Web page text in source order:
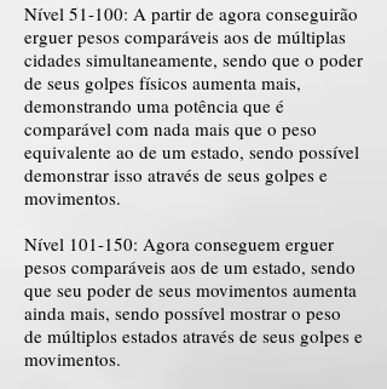
Nível 51-100: A partir de agora conseguirão
erguer pesos comparáveis aos de múltiplas
cidades simultaneamente, sendo que o poder
de seus golpes físicos aumenta mais,
demonstrando uma potência que é
comparável com nada mais que o peso
equivalente ao de um estado, sendo possível
demonstrar isso através de seus golpes e
movimentos.
Nível 101-150: Agora conseguem erguer
pesos comparáveis aos de um estado, sendo
que seu poder de seus movimentos aumenta
ainda mais, sendo possível mostrar o peso
de múltiplos estados através de seus golpes e
movimentos.